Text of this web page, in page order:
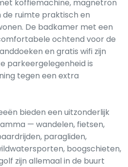
koffiemachine, magnetron
ruimte praktisch en
De badkamer met een
ochtend voor de
en gratis wifi zijn
parkeergelegenheid is
tegen een extra
bieden een uitzonderlijk
— wandelen, fietsen,
paragliden,
boogschieten,
zijn allemaal in de buurt